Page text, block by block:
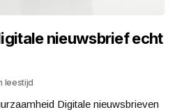
nieuwsbrief echt
leestijd
Digitale nieuwsbrieven